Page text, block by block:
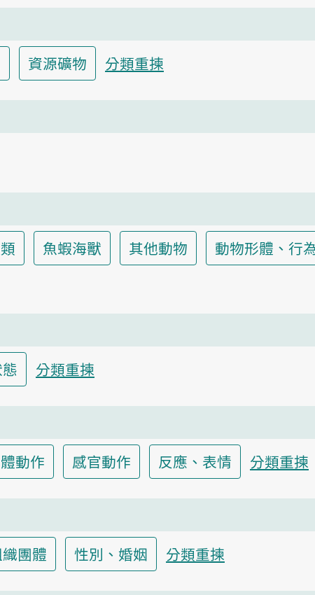
資源礦物 分類重揀
魚蝦海獸 其他動物
動物形體、行
分類重揀
動作 感官動作 反應、表情 分類重揀
團體 性別、婚姻 分類重揀